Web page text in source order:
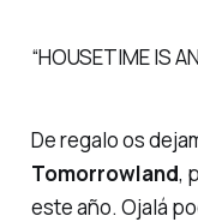
“HOUSETIME IS
De regalo os
Tomorrowland,
este año. Ojalá